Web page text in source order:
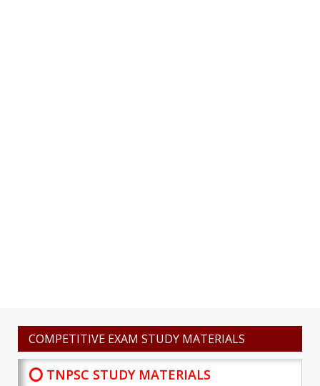
COMPETITIVE EXAM STUDY MATERIALS
⭕ TNPSC STUDY MATERIALS